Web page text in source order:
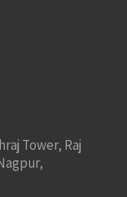
Tower, Raj